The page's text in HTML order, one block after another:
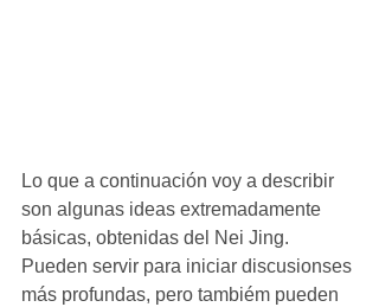
Lo que a continuación voy a describir
son algunas ideas extremadamente
básicas, obtenidas del Nei Jing.
Pueden servir para iniciar discusionses
más profundas, pero tambiém pueden